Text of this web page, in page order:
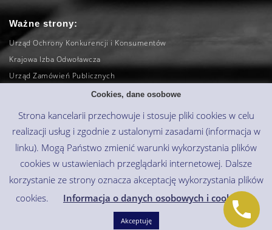
Ważne strony:
Urząd Ochrony Konkurencji i Konsumentów
Krajowa Izba Odwoławcza
Urząd Zamówień Publicznych
Copyright © 2020 Kancelaria Radcy Prawnego dr Rafał R.
Wasilewski
Cookies, dane osobowe
Strona kancelarii przechowuje i stosuje pliki cookies w celu
realizacji usług i zgodnie z ustalonymi zasadami (informacja w
linku). Mogą Państwo zmienić warunki wykorzystania plików
cookies w ustawieniach przeglądarki internetowej. Dalsze
korzystanie ze strony oznacza akceptację wykorzystania plików
cookies.
Informacja o danych osobowych i cookies
Akceptuję